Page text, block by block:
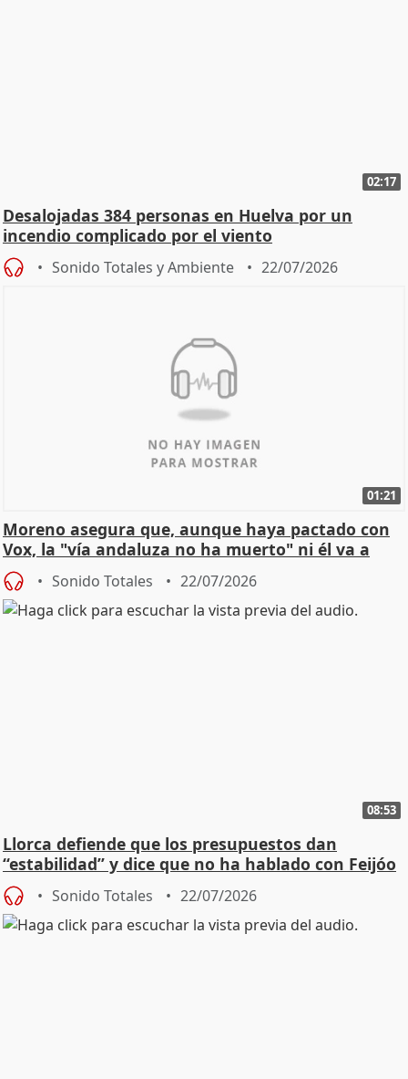
02:17
Desalojadas 384 personas en Huelva por un
incendio complicado por el viento
Sonido Totales y Ambiente 22/07/2026
01:21
Moreno asegura que, aunque haya pactado con
Vox, la "vía andaluza no ha muerto" ni él va a
"cambiar"
Sonido Totales 22/07/2026
08:53
Llorca defiende que los presupuestos dan
“estabilidad” y dice que no ha hablado con Feijóo
Sonido Totales 22/07/2026